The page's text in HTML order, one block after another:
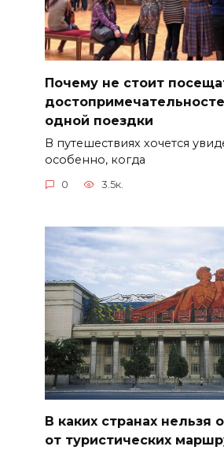
Почему не стоит
одной поездки
В путешествиях хочется
особенно, когда
0 3.5к.
В каких странах нельзя
от туристических